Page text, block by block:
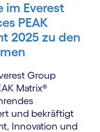
im Everest
PEAK
2025 zu den
Group
Matrix®
und bekräftigt
Innovation und